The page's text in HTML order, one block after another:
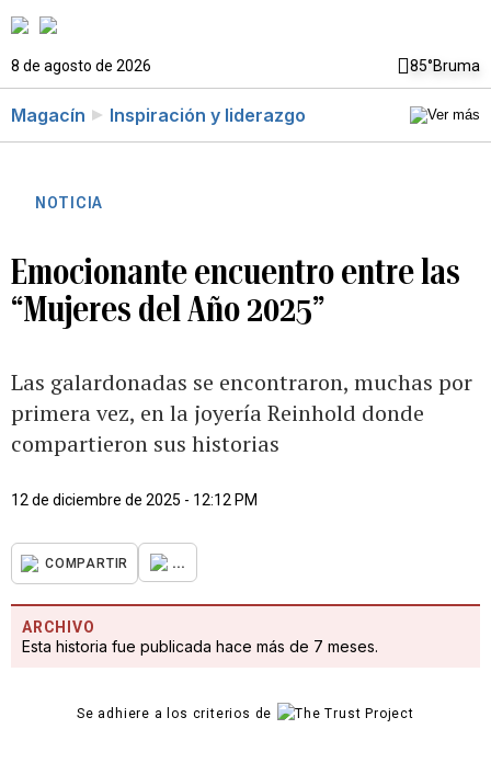
8 de agosto de 2026 85°Bruma
Magacín Inspiración y liderazgo
NOTICIA
Emocionante encuentro entre las
“Mujeres del Año 2025”
Las galardonadas se encontraron, muchas por
primera vez, en la joyería Reinhold donde
compartieron sus historias
12 de diciembre de 2025 - 12:12 PM
COMPARTIR ...
ARCHIVO
Esta historia fue publicada hace más de 7 meses.
Se adhiere a los criterios de